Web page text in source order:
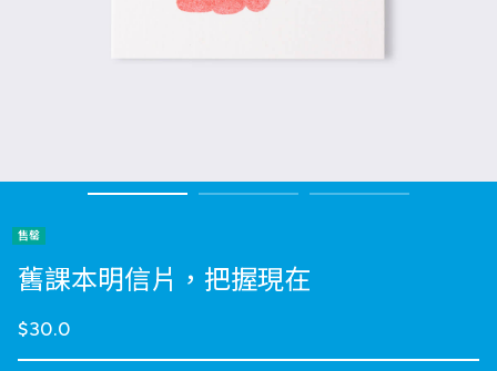
售罄
舊課本明信片，把握現在
$30.0